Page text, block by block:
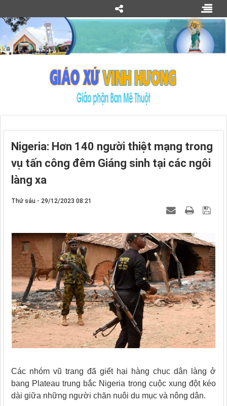
Nigeria: Hơn 140 người thiệt mạng trong
vụ tấn công đêm Giáng sinh tại các ngôi
làng xa
Thứ sáu - 29/12/2023 08:21
Các nhóm vũ trang đã giết hại hàng chục dân làng ở
bang Plateau trung bắc Nigeria trong cuộc xung đột kéo
dài giữa những người chăn nuôi du mục và nông dân.